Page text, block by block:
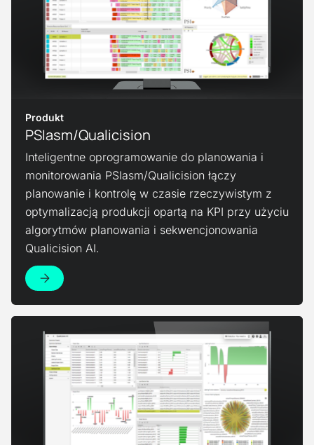
Produkt
PSIasm/Qualicision
Inteligentne oprogramowanie do planowania i
monitorowania PSIasm/Qualicision łączy
planowanie i kontrolę w czasie rzeczywistym z
optymalizacją produkcji opartą na KPI przy użyciu
algorytmów planowania i sekwencjonowania
Qualicision AI.